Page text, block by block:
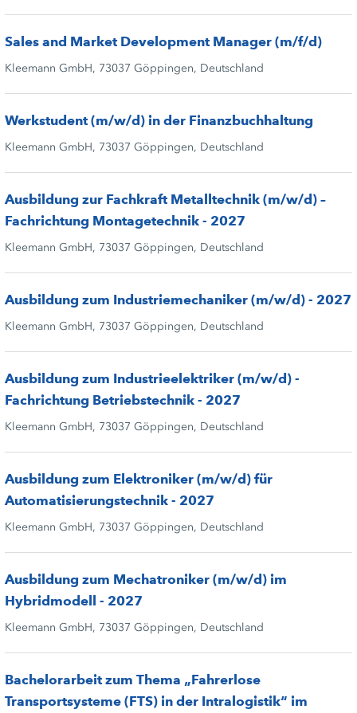
Sales and Market Development Manager (m/f/d)
Kleemann GmbH, 73037 Göppingen, Deutschland
Werkstudent (m/w/d) in der Finanzbuchhaltung
Kleemann GmbH, 73037 Göppingen, Deutschland
Ausbildung zur Fachkraft Metalltechnik (m/w/d) –
Fachrichtung Montagetechnik - 2027
Kleemann GmbH, 73037 Göppingen, Deutschland
Ausbildung zum Industriemechaniker (m/w/d) - 2027
Kleemann GmbH, 73037 Göppingen, Deutschland
Ausbildung zum Industrieelektriker (m/w/d) -
Fachrichtung Betriebstechnik - 2027
Kleemann GmbH, 73037 Göppingen, Deutschland
Ausbildung zum Elektroniker (m/w/d) für
Automatisierungstechnik - 2027
Kleemann GmbH, 73037 Göppingen, Deutschland
Ausbildung zum Mechatroniker (m/w/d) im
Hybridmodell - 2027
Kleemann GmbH, 73037 Göppingen, Deutschland
Bachelorarbeit zum Thema „Fahrerlose
Transportsysteme (FTS) in der Intralogistik“ im